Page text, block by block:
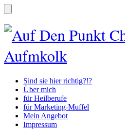
Zum
Inhalt
springen
Suche
ein-/ausblenden
Sind sie hier richtig?!?
Über mich
für Heilberufe
für Marketing-Muffel
Mein Angebot
Impressum